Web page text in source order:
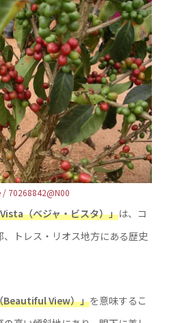
/ 70268842@N00
（ベジャ・ビスタ）」は、コ
トレス・リオス地方にある歴史
Beautiful View）」を意味するこ